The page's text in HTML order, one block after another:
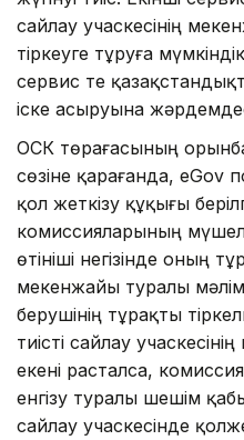
сайлау учаскесінің
тіркеуге тұруға
сервис те
іске асыруына
ОСК төрағасының
сөзіне қарағанда, eGov
қол жеткізу құқығы
комиссияларының
өтініші негізінде оның
мекенжайы туралы
берушінің тұрақты
тиісті сайлау
екені расталса,
енгізу туралы шешім
сайлау учаскесінде